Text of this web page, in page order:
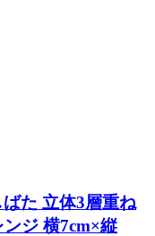
た 立体3層重ね
ジ 横7cm×縦